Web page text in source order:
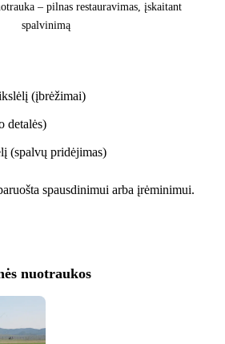
– pilnas restauravimas, įskaitant
spalvinimą
(įbrėžimai)
detalės)
(spalvų pridėjimas)
spausdinimui arba įrėminimui.
nuotraukos